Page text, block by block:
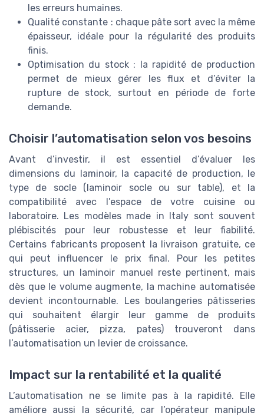
les erreurs humaines.
Qualité constante : chaque pâte sort avec la même
épaisseur, idéale pour la régularité des produits
finis.
Optimisation du stock : la rapidité de production
permet de mieux gérer les flux et d’éviter la
rupture de stock, surtout en période de forte
demande.
Choisir l’automatisation selon vos besoins
Avant d’investir, il est essentiel d’évaluer les
dimensions du laminoir, la capacité de production, le
type de socle (laminoir socle ou sur table), et la
compatibilité avec l’espace de votre cuisine ou
laboratoire. Les modèles made in Italy sont souvent
plébiscités pour leur robustesse et leur fiabilité.
Certains fabricants proposent la livraison gratuite, ce
qui peut influencer le prix final. Pour les petites
structures, un laminoir manuel reste pertinent, mais
dès que le volume augmente, la machine automatisée
devient incontournable. Les boulangeries pâtisseries
qui souhaitent élargir leur gamme de produits
(pâtisserie acier, pizza, pates) trouveront dans
l’automatisation un levier de croissance.
Impact sur la rentabilité et la qualité
L’automatisation ne se limite pas à la rapidité. Elle
améliore aussi la sécurité, car l’opérateur manipule